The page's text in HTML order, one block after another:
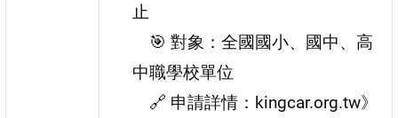
止
🎯 對象：全國國小、國中、高
中職學校單位
🔗 申請詳情：kingcar.org.tw》